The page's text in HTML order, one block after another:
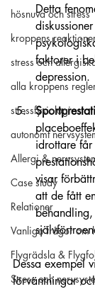
hösnuva och stress
kroppens
stress och
alla kroppens
stressfysiologi
autonomt
Allergi &
Case study
Relationer
Vanliga frågor om
Flygrädsla &
Stress och
Detta
faktorer i
depression.
idrottare
visar
att de fått
Dessa exempel
förväntningar